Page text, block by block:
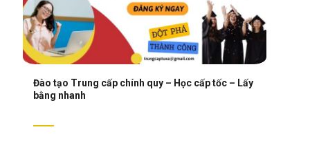
Đào tạo Trung cấp chính quy – Học cấp tốc – Lấy
bằng nhanh